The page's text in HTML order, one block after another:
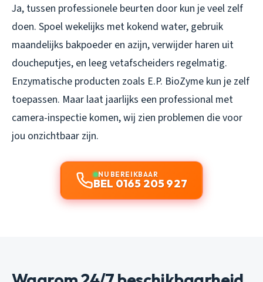
Ja, tussen professionele beurten door kun je veel zelf
doen. Spoel wekelijks met kokend water, gebruik
maandelijks bakpoeder en azijn, verwijder haren uit
doucheputjes, en leeg vetafscheiders regelmatig.
Enzymatische producten zoals E.P. BioZyme kun je zelf
toepassen. Maar laat jaarlijks een professional met
camera-inspectie komen, wij zien problemen die voor
jou onzichtbaar zijn.
NU BEREIKBAAR
BEL 0165 205 927